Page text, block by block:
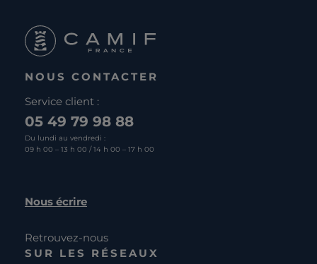
NOUS CONTACTER
Service client :
05 49 79 98 88
Du lundi au vendredi :
09 h 00 – 13 h 00 / 14 h 00 – 17 h 00
Nous écrire
Retrouvez-nous
SUR LES RÉSEAUX